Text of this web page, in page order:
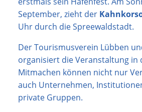
September, zieht der
Uhr durch die Spreewaldstadt.
Der Tourismusverein Lübben
organisiert die Veranstaltung in
Mitmachen können nicht nur
auch Unternehmen,
private Gruppen.